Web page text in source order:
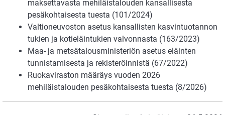
maksettavasta mehiläistalouden kansallisesta
pesäkohtaisesta tuesta (101/2024)
Valtioneuvoston asetus kansallisten kasvintuotannon
tukien ja kotieläintukien valvonnasta (163/2023)
Maa- ja metsätalousministeriön asetus eläinten
tunnistamisesta ja rekisteröinnistä (67/2022)
Ruokaviraston määräys vuoden 2026
mehiläistalouden pesäkohtaisesta tuesta (8/2026)